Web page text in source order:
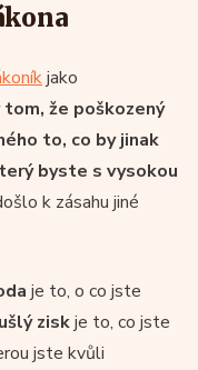
jako
že poškozený
to, co by jinak
byste s vysokou
k zásahu jiné
je to, o co jste
ušlý ziskje to, co jste
jste kvůli